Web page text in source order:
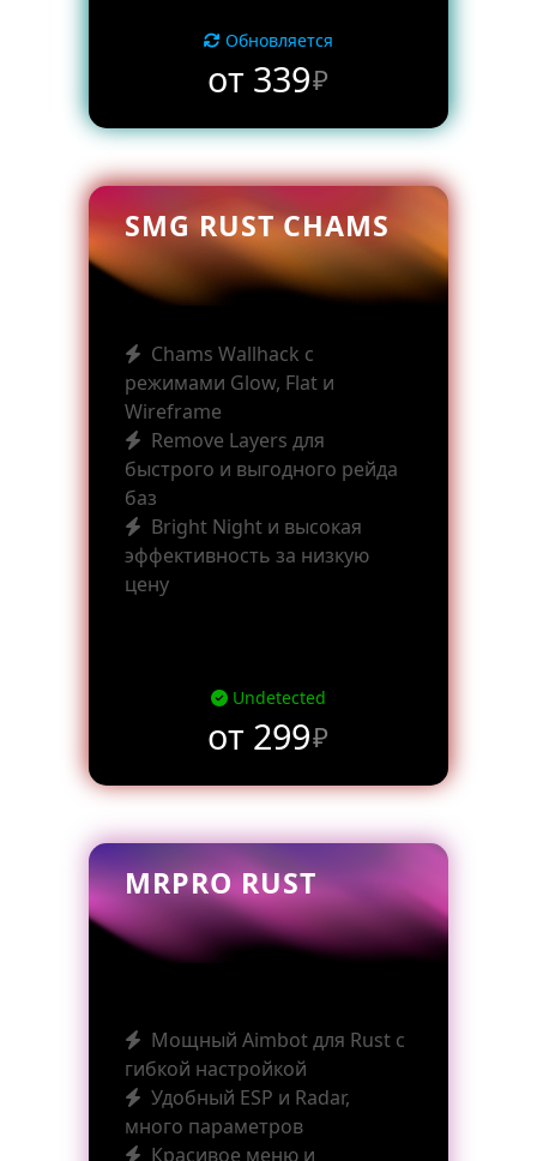
Обновляется
от 339₽
SMG RUST CHAMS
Chams Wallhack с
режимами Glow, Flat и
Wireframe
Remove Layers для
быстрого и выгодного рейда
баз
Bright Night и высокая
эффективность за низкую
цену
Undetected
от 299₽
MRPRO RUST
Мощный Aimbot для Rust с
гибкой настройкой
Удобный ESP и Radar,
много параметров
Красивое меню и